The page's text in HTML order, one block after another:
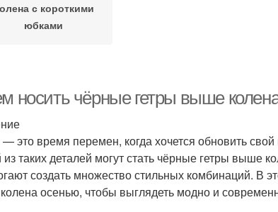
с короткими
юбками
носить чёрные гетры выше
это время перемен, когда хочется обновить
таких деталей могут стать чёрные гетры выше
создать множество стильных комбинаций. В
осенью, чтобы выглядеть модно и